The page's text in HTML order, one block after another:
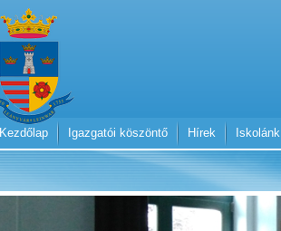
Kezdőlap Igazgatói köszöntő Hírek Iskolánk